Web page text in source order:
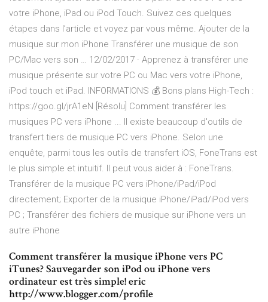
votre iPhone, iPad ou iPod Touch. Suivez ces quelques
étapes dans l’article et voyez par vous même. Ajouter de la
musique sur mon iPhone Transférer une musique de son
PC/Mac vers son … 12/02/2017 · Apprenez à transférer une
musique présente sur votre PC ou Mac vers votre iPhone,
iPod touch et iPad. INFORMATIONS 💰 Bons plans High-Tech :
https://goo.gl/jrA1eN [Résolu] Comment transférer les
musiques PC vers iPhone ... Il existe beaucoup d'outils de
transfert tiers de musique PC vers iPhone. Selon une
enquête, parmi tous les outils de transfert iOS, FoneTrans est
le plus simple et intuitif. Il peut vous aider à : FoneTrans.
Transférer de la musique PC vers iPhone/iPad/iPod
directement; Exporter de la musique iPhone/iPad/iPod vers
PC ; Transférer des fichiers de musique sur iPhone vers un
autre iPhone
Comment transférer la musique iPhone vers PC
iTunes? Sauvegarder son iPod ou iPhone vers
ordinateur est très simple! eric
http://www.blogger.com/profile